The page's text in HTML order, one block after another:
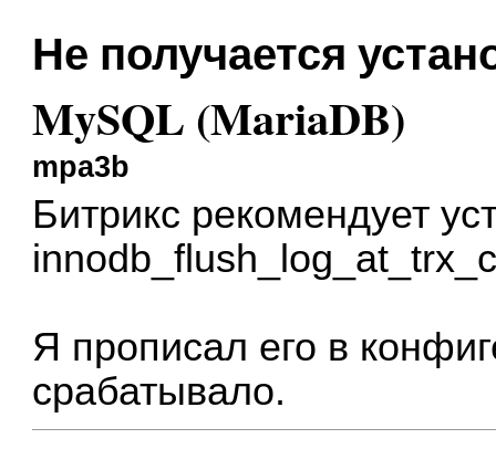
Не получается
MySQL (MariaDB)
mpa3b
Битрикс рекомендует
Я прописал его в
срабатывало.